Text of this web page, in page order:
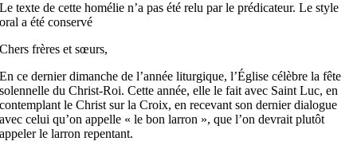
Le texte de cette homélie n’a pas été relu par le prédicateur. Le style
oral a été conservé
Chers frères et sœurs,
En ce dernier dimanche de l’année liturgique, l’Église célèbre la fête
solennelle du Christ-Roi. Cette année, elle le fait avec Saint Luc, en
contemplant le Christ sur la Croix, en recevant son dernier dialogue
avec celui qu’on appelle « le bon larron », que l’on devrait plutôt
appeler le larron repentant.